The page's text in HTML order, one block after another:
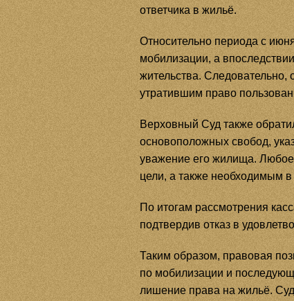
ответчика в жильё.
Относительно периода с
мобилизации, а
жительства. Следовательно,
утратившим право
Верховный Суд также
основоположных свобод,
уважение его жилища.
цели, а также необходимым
По итогам рассмотрения
подтвердив отказ в
Таким образом, правовая
по мобилизации и
лишение права на жильё.